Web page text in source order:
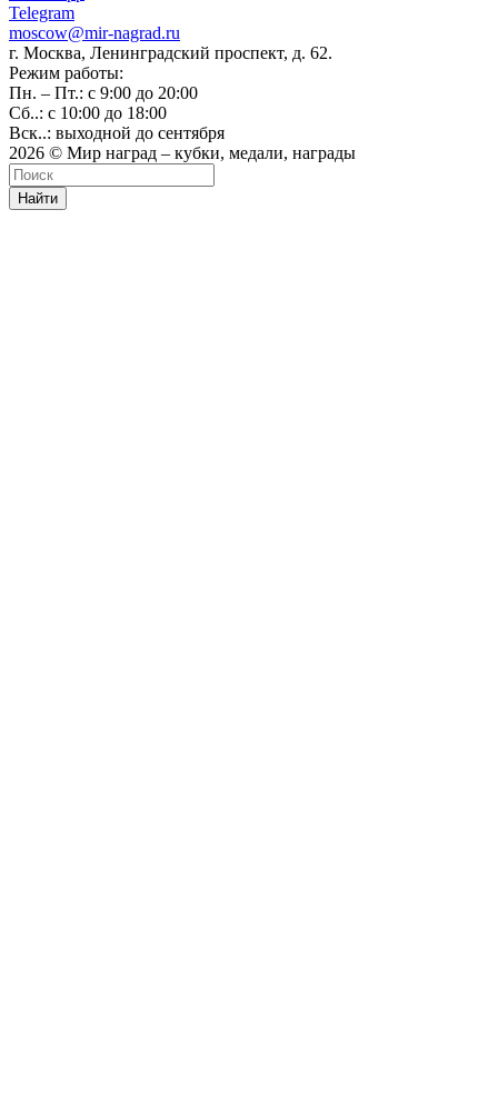
Telegram
moscow@mir-nagrad.ru
г. Москва, Ленинградский проспект, д. 62.
Режим работы:
Пн. – Пт.: с 9:00 до 20:00
Сб..: с 10:00 до 18:00
Вск..: выходной до сентября
2026 © Мир наград – кубки, медали, награды
Найти